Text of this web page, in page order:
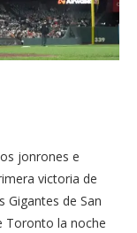
jonrones e
victoria de
Gigantes de San
Toronto la noche